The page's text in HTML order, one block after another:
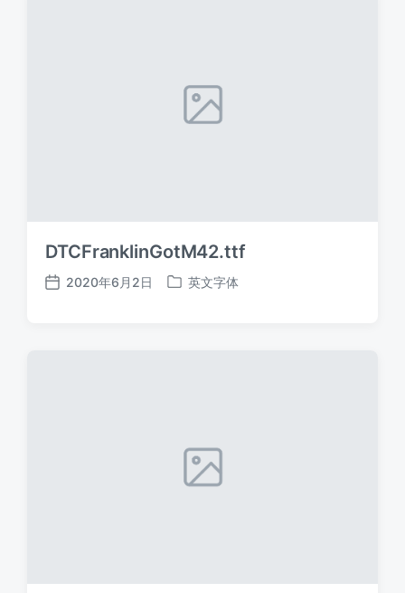
DTCFranklinGotM42.ttf
发
2020年6月2日
发
英文字体